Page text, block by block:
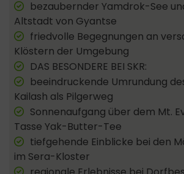
bezaubernder Yamdrok-See
Altstadt von Gyantse
friedvolle Begegnungen an
Klöstern der Umgebung
DAS BESONDERE BEI SKR:
beeindruckende Umrundung
Kailash als Pilgerweg
Sonnenaufgang über dem Mt.
Tasse Yak-Butter-Tee
tiefgehende Einblicke bei den
im Sera-Kloster